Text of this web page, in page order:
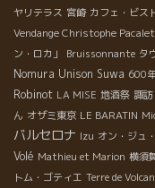
ヤリテラス 宮崎 カフェ・ビス
Vendange Christophe Pacalet
ン・ロカ」
Bruissonnante タ
Nomura Unison Suwa 600
Robinot LA MISE 地酒祭 諏訪
ん オザミ東京 LE BARATIN
バルセロナ Izu オン・ジュ
Volé Mathieu et Marion 横須
トム・ゴティエ Terre de